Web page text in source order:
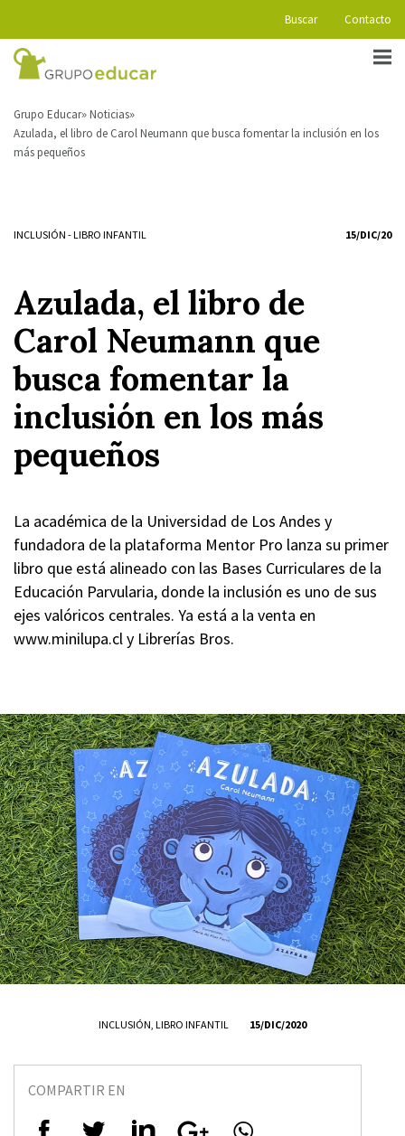
Buscar Contacto
Grupo Educar Noticias
Azulada, el libro de Carol Neumann que busca fomentar la inclusión en los
más pequeños
INCLUSIÓN -LIBRO INFANTIL 15/DIC/20
Azulada, el libro de
Carol Neumann que
busca fomentar la
inclusión en los más
pequeños
La académica de la Universidad de Los Andes y
fundadora de la plataforma Mentor Pro lanza su primer
libro que está alineado con las Bases Curriculares de la
Educación Parvularia, donde la inclusión es uno de sus
ejes valóricos centrales. Ya está a la venta en
www.minilupa.cl y Librerías Bros.
INCLUSIÓN, LIBRO INFANTIL 15/DIC/2020
COMPARTIR EN